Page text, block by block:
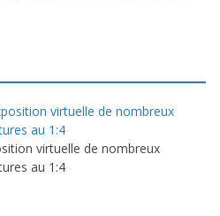
virtuelle de nombreux
au 1:4